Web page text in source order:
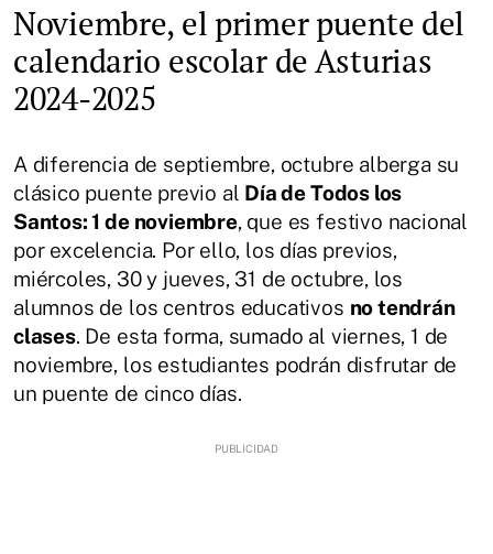
Noviembre, el primer puente del
calendario escolar de Asturias
2024-2025
A diferencia de septiembre, octubre alberga su
clásico puente previo al Día de Todos los
Santos: 1 de noviembre, que es festivo nacional
por excelencia. Por ello, los días previos,
miércoles, 30 y jueves, 31 de octubre, los
alumnos de los centros educativos no tendrán
clases. De esta forma, sumado al viernes, 1 de
noviembre, los estudiantes podrán disfrutar de
un puente de cinco días.